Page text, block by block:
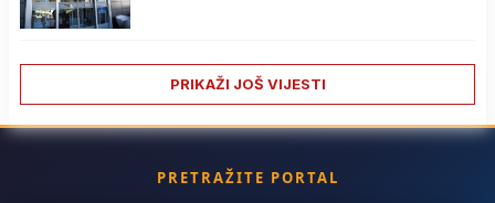
PRIKAŽI JOŠ VIJESTI
PRETRAŽITE PORTAL